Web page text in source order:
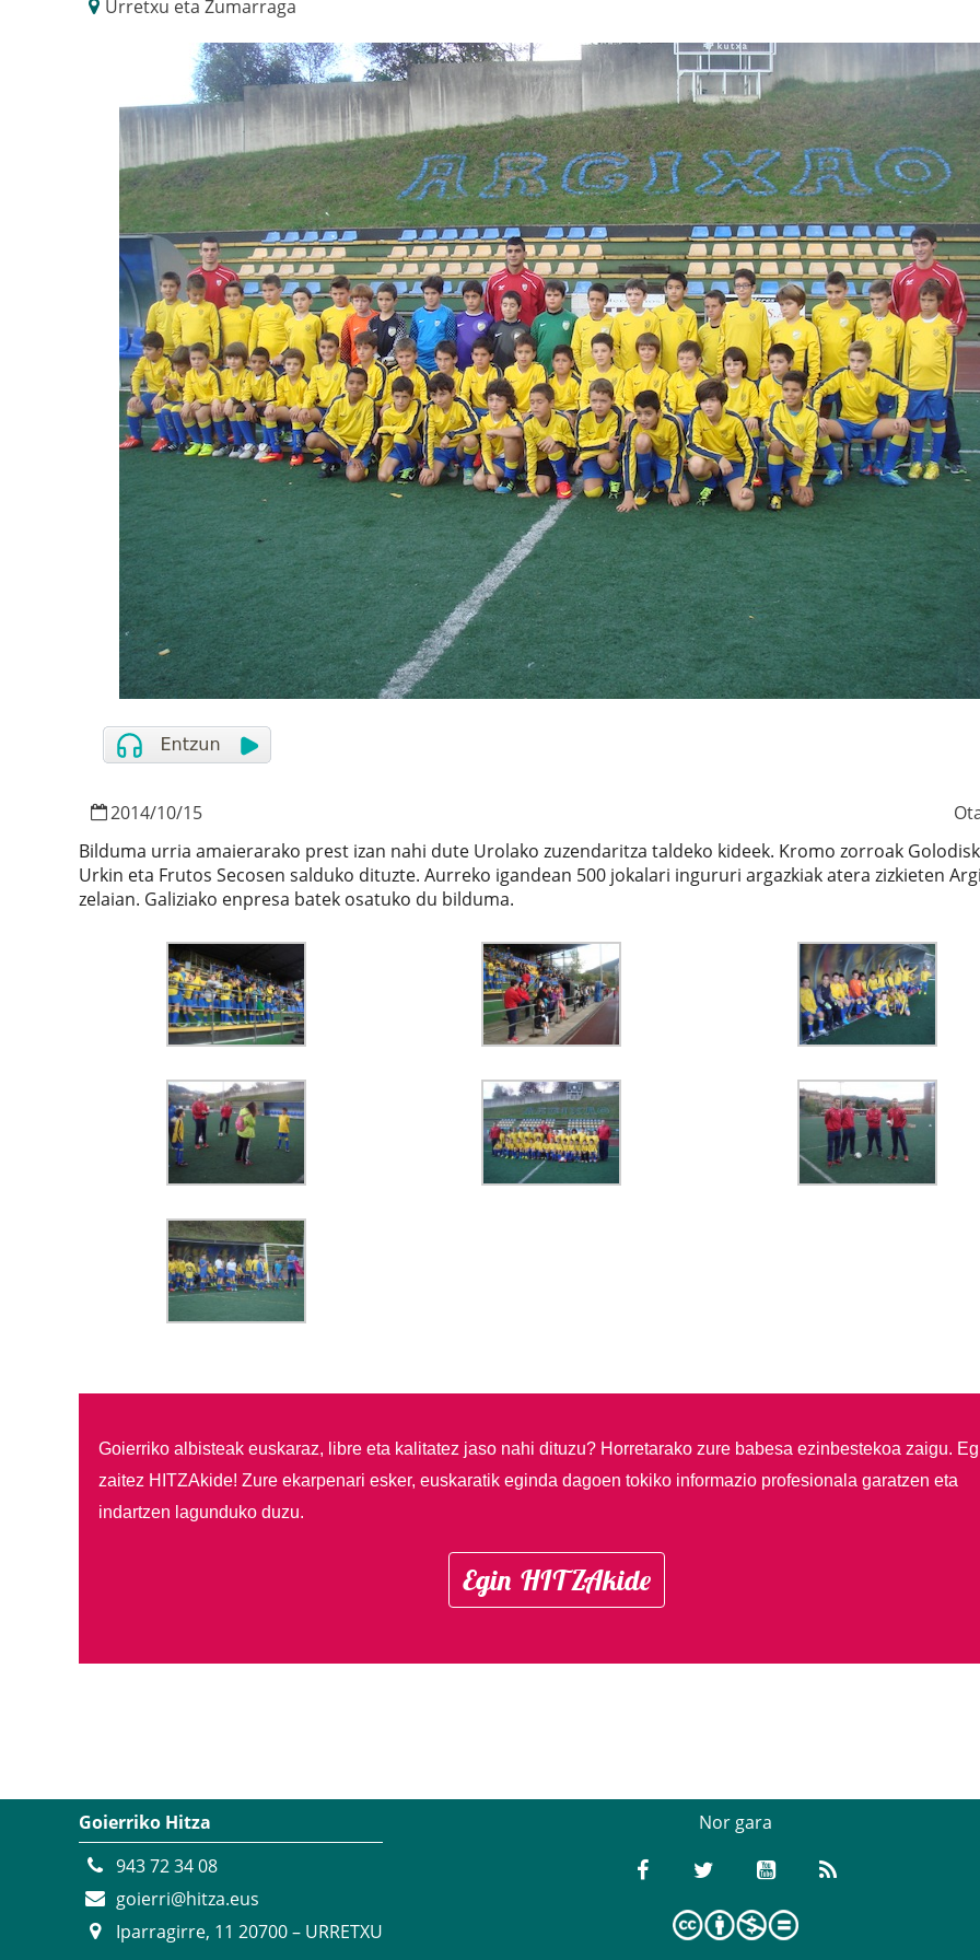
Urretxu eta Zumarraga
2014/10/15
Bilduma urria amaierarako prest izan nahi dute Urolako zuzendaritza taldeko kideek. Kromo zorroak
Urkin eta Frutos Secosen salduko dituzte. Aurreko igandean 500 jokalari ingururi argazkiak atera zizkieten
zelaian. Galiziako enpresa batek osatuko du bilduma.
Goierriko albisteak euskaraz, libre eta kalitatez jaso nahi dituzu? Horretarako zure babesa ezinbestekoa zaigu.
zaitez HITZAkide! Zure ekarpenari esker, euskaratik eginda dagoen tokiko informazio profesionala garatzen eta
indartzen lagunduko duzu.
Egin HITZAkide
Goierriko Hitza
943 72 34 08
goierri@hitza.eus
Iparragirre, 11 20700 – URRETXU
Nor gara